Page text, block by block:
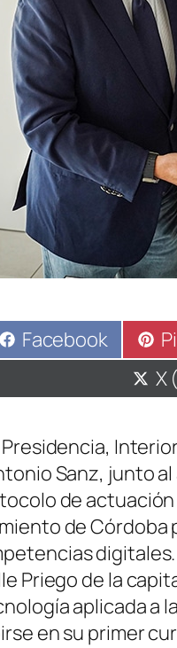
Compartir
en
Facebook
X
Sanz, junto
de
de
Priego de la
aplicada a
en su primer